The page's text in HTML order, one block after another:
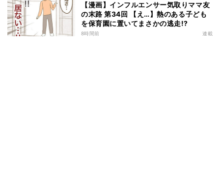
【漫画】インフルエンサー気取りママ友
の末路 第34回 【え…】熱のある子ども
を保育園に置いてまさかの逃走!?
8時間前 連載